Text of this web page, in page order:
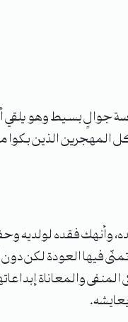
بسيط وهو يلقي
الذين
فيها العودة لكن
عن بلادهم و أذكى المنفى